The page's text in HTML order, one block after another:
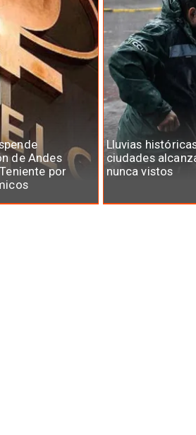
de Andes
por
Lluvias
ciudades
nunca vistos